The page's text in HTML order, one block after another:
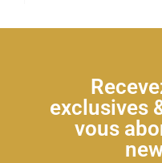
exclusives
vous